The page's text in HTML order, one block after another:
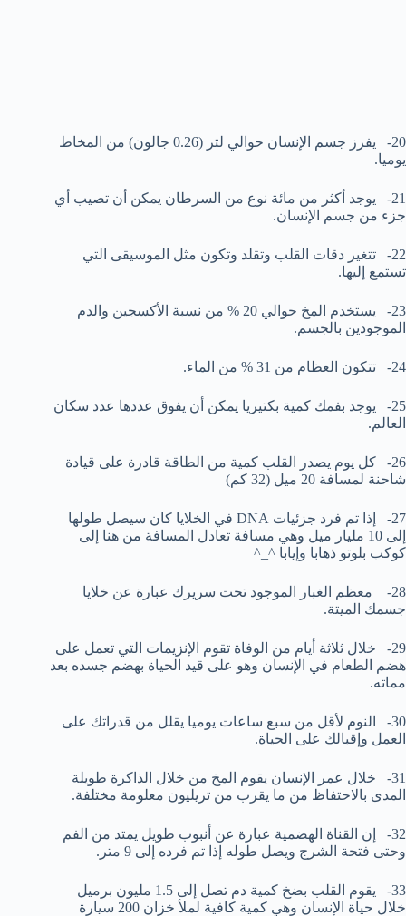
20- يفرز جسم الإنسان حوالي لتر (0.26 جالون) من المخاط
يوميا.
21- يوجد أكثر من مائة نوع من السرطان يمكن أن تصيب أي
جزء من جسم الإنسان.
22- تتغير دقات القلب وتقلد وتكون مثل الموسيقى التي
تستمع إليها.
23- يستخدم المخ حوالي 20 % من نسبة الأكسجين والدم
الموجودين بالجسم.
24- تتكون العظام من 31 % من الماء.
25- يوجد بفمك كمية بكتيريا يمكن أن يفوق عددها عدد سكان
العالم.
26- كل يوم يصدر القلب كمية من الطاقة قادرة على قيادة
شاحنة لمسافة 20 ميل (32 كم)
27- إذا تم فرد جزئيات DNA في الخلايا كان سيصل طولها
إلى 10 مليار ميل وهي مسافة تعادل المسافة من هنا إلى
كوكب بلوتو ذهابا وإيابا ^_^
28- معظم الغبار الموجود تحت سريرك عبارة عن خلايا
جسمك الميتة.
29- خلال ثلاثة أيام من الوفاة تقوم الإنزيمات التي تعمل على
هضم الطعام في الإنسان وهو على قيد الحياة بهضم جسده بعد
مماته.
30- النوم لأقل من سبع ساعات يوميا يقلل من قدراتك على
العمل وإقبالك على الحياة.
31- خلال عمر الإنسان يقوم المخ من خلال الذاكرة طويلة
المدى بالاحتفاظ من ما يقرب من تريليون معلومة مختلفة.
32- إن القناة الهضمية عبارة عن أنبوب طويل يمتد من الفم
وحتى فتحة الشرج ويصل طوله إذا تم فرده إلى 9 متر.
33- يقوم القلب بضخ كمية دم تصل إلى 1.5 مليون برميل
خلال حياة الإنسان وهي كمية كافية لملأ خزان 200 سيارة